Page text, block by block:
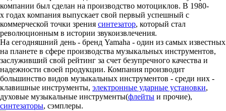
компании был сделан на производство мотоциклов. В 1980-
х годах компания выпускает свой первый успешный с
коммерческой точки зрения синтезатор, который стал
революционным в истории звукоизвлечения.
На сегодняшний день - бренд Yamaha - один из самых известных
на планете в сфере производства музыкальных инструментов,
заслуживший свой рейтинг за счет безупречного качества и
надежности своей продукции. Компания производит
большинство видов музыкальных инструментов - среди них -
клавишные инструменты, электронные ударные установки,
духовые музыкальные инструменты(флейты и прочие),
синтезаторы, сэмплеры.